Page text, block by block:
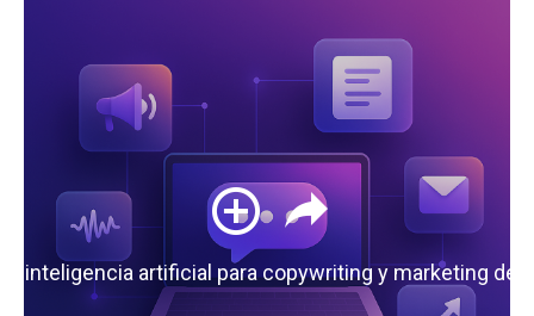
la inteligencia artificial para copywriting y marketing de